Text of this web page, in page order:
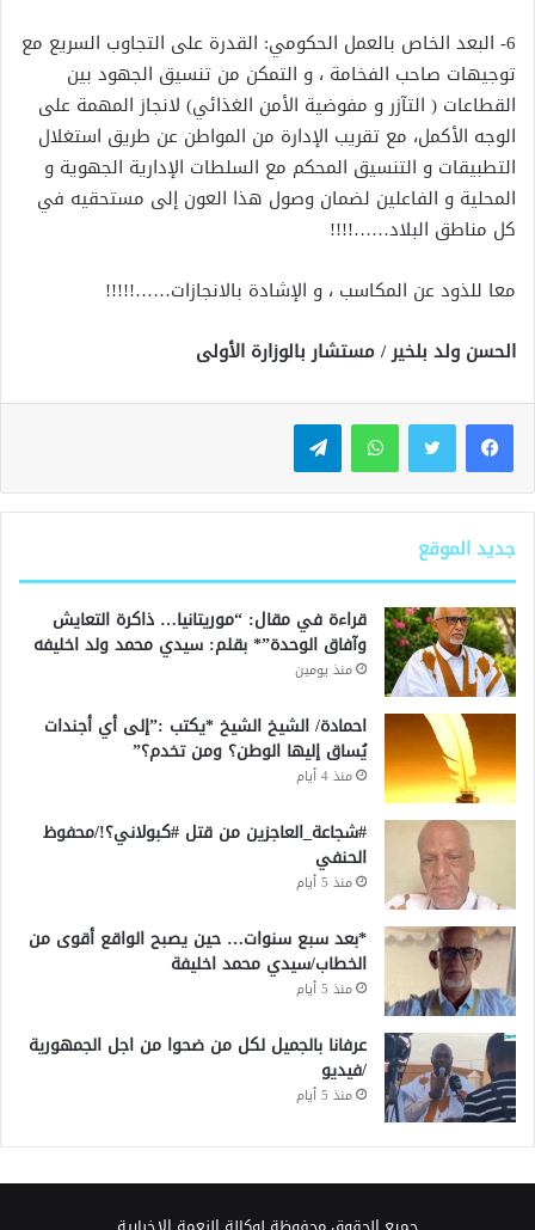
6- البعد الخاص بالعمل الحكومي: القدرة على التجاوب السريع مع
توجيهات صاحب الفخامة ، و التمكن من تنسيق الجهود بين
القطاعات ( التآزر و مفوضية الأمن الغذائي) لانجاز المهمة على
الوجه الأكمل، مع تقريب الإدارة من المواطن عن طريق استغلال
التطبيقات و التنسيق المحكم مع السلطات الإدارية الجهوية و
المحلية و الفاعلين لضمان وصول هذا العون إلى مستحقيه في
كل مناطق البلاد……!!!!
معا للذود عن المكاسب ، و الإشادة بالانجازات……!!!!!
الحسن ولد بلخير / مستشار بالوزارة الأولى
واتساب تيلقرام
جديد الموقع
قراءة في مقال: “موريتانيا… ذاكرة التعايش
وآفاق الوحدة”* بقلم: سيدي محمد ولد اخليفه
منذ يومين
احمادة/ الشيخ الشيخ *يكتب :”إلى أي أجندات
يُساق إليها الوطن؟ ومن تخدم؟”
منذ 4 أيام
#شجاعة_العاجزين من قتل #كبولاني؟!/محفوظ
الحنفي
منذ 5 أيام
*بعد سبع سنوات… حين يصبح الواقع أقوى من
الخطاب/سيدي محمد اخليفة
منذ 5 أيام
عرفانا بالجميل لكل من ضحوا من اجل الجمهورية
/فيديو
منذ 5 أيام